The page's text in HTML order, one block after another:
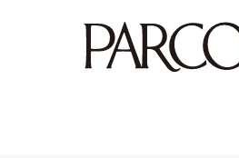
このたびの令和8年熊本